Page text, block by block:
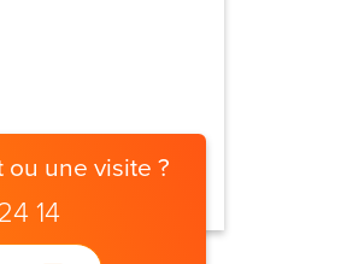
une visite ?
14